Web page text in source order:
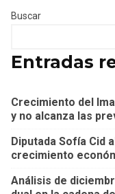
Buscar
Entradas
Crecimiento del
y no alcanza las
Diputada Sofía Cid
crecimiento
Análisis de